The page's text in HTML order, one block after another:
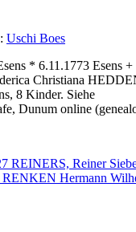
Uschi Boes
* 6.11.1773 Esens
Christiana
8 Kinder. Siehe
Dunum online
REINERS, Reiner
RENKEN Hermann